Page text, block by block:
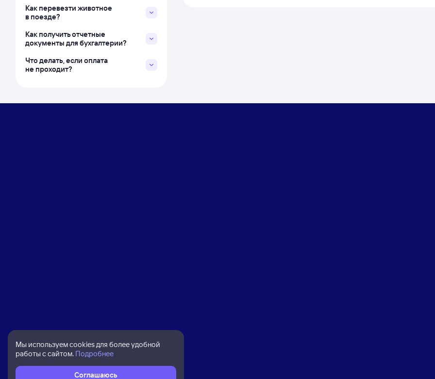
Как перевезти животное
в поезде?
Как получить отчетные
документы для бухгалтерии?
Что делать, если оплата
не проходит?
Мы используем cookies для более удобной
работы с сайтом. Подробнее
Соглашаюсь